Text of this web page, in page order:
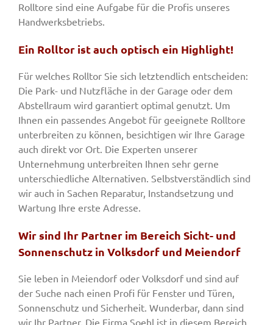
Rolltore sind eine Aufgabe für die Profis unseres
Handwerksbetriebs.
Ein Rolltor ist auch optisch ein Highlight!
Für welches Rolltor Sie sich letztendlich entscheiden:
Die Park- und Nutzfläche in der Garage oder dem
Abstellraum wird garantiert optimal genutzt. Um
Ihnen ein passendes Angebot für geeignete Rolltore
unterbreiten zu können, besichtigen wir Ihre Garage
auch direkt vor Ort. Die Experten unserer
Unternehmung unterbreiten Ihnen sehr gerne
unterschiedliche Alternativen. Selbstverständlich sind
wir auch in Sachen Reparatur, Instandsetzung und
Wartung Ihre erste Adresse.
Wir sind Ihr Partner im Bereich Sicht- und
Sonnenschutz in Volksdorf und Meiendorf
Sie leben in Meiendorf oder Volksdorf und sind auf
der Suche nach einen Profi für Fenster und Türen,
Sonnenschutz und Sicherheit. Wunderbar, dann sind
wir Ihr Partner. Die Firma Soehl ist in diesem Bereich